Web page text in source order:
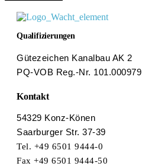
Qualifizierungen
Gütezeichen Kanalbau AK 2
PQ-VOB Reg.-Nr. 101.000979
Kontakt
54329 Konz-Könen
Saarburger Str. 37-39
Tel. +49 6501 9444-0
Fax +49 6501 9444-50